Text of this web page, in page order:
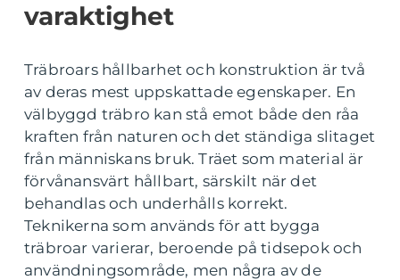
varaktighet
Träbroars hållbarhet och konstruktion är två
av deras mest uppskattade egenskaper. En
välbyggd träbro kan stå emot både den råa
kraften från naturen och det ständiga slitaget
från människans bruk. Träet som material är
förvånansvärt hållbart, särskilt när det
behandlas och underhålls korrekt.
Teknikerna som används för att bygga
träbroar varierar, beroende på tidsepok och
användningsområde, men några av de